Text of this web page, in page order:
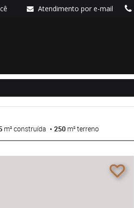
Atendimento por e-mail
m² construída 250 m² terreno